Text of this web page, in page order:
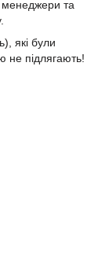
менеджери та
які були
не підлягають!